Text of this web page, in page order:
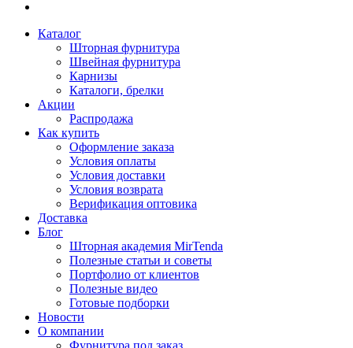
Каталог
Шторная фурнитура
Швейная фурнитура
Карнизы
Каталоги, брелки
Акции
Распродажа
Как купить
Оформление заказа
Условия оплаты
Условия доставки
Условия возврата
Верификация оптовика
Доставка
Блог
Шторная академия MirTenda
Полезные статьи и советы
Портфолио от клиентов
Полезные видео
Готовые подборки
Новости
О компании
Фурнитура под заказ